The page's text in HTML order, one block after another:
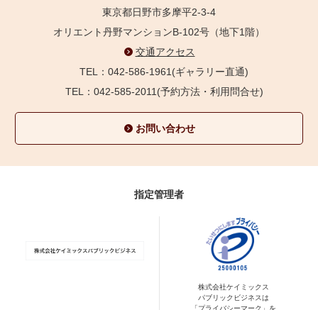
東京都日野市多摩平2-3-4
オリエント丹野マンションB-102号（地下1階）
交通アクセス
TEL：042-586-1961(ギャラリー直通)
TEL：042-585-2011(予約方法・利用問合せ)
お問い合わせ
指定管理者
株式会社ケイミックス
パブリックビジネスは
「プライバシーマーク」を